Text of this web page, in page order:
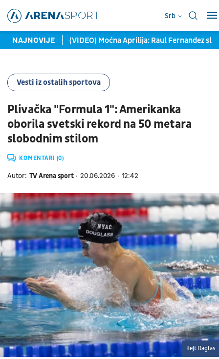
Srb
NAJNOVIJE
Ber Ševu (VIDEO) Moćna Aprilija: Raul Fernandez
Vesti iz ostalih sportova
Plivačka "Formula 1": Amerikanka
oborila svetski rekord na 50 metara
slobodnim stilom
KOMENTARI (0)
Autor: TV Arena sport 20.06.2026 12:42
Kejt Daglas